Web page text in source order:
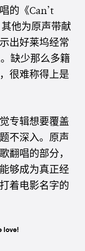
的《Can’t
他为原声带献
出好莱坞经常
缺少那么多籍
很难称得上是
专辑想要覆盖
不深入。原声
翻唱的部分，
够成为真正经
着电影名字的
love!